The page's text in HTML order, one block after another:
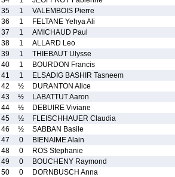
35
1
VALEMBOIS Pierre
36
1
FELTANE Yehya Ali
37
1
AMICHAUD Paul
38
1
ALLARD Leo
39
1
THIEBAUT Ulysse
40
1
BOURDON Francis
41
1
ELSADIG BASHIR Tasneem
42
½
DURANTON Alice
43
½
LABATTUT Aaron
44
½
DEBUIRE Viviane
45
½
FLEISCHHAUER Claudia
46
½
SABBAN Basile
47
0
BIENAIME Alain
48
0
ROS Stephanie
49
0
BOUCHENY Raymond
50
0 DORNBUSCH Anna